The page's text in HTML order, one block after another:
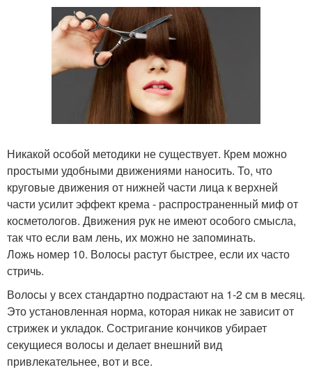
Никакой особой методики не существует. Крем можно
простыми удобными движениями наносить. То, что
круговые движения от нижней части лица к верхней
части усилит эффект крема - распространенный миф от
косметологов. Движения рук не имеют особого смысла,
так что если вам лень, их можно не запоминать.
Ложь номер 10. Волосы растут быстрее, если их часто
стричь.
Волосы у всех стандартно подрастают на 1-2 см в месяц.
Это установленная норма, которая никак не зависит от
стрижек и укладок. Состригание кончиков убирает
секущиеся волосы и делает внешний вид
привлекательнее, вот и все.